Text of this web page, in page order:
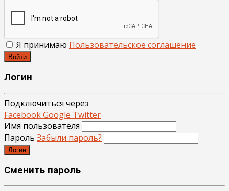
Я принимаю Пользовательское соглашение
Войти
Логин
Подключиться через
FacebookGoogle Twitter
Имя пользователя
Пароль Забыли пароль?
Логин
Сменить пароль